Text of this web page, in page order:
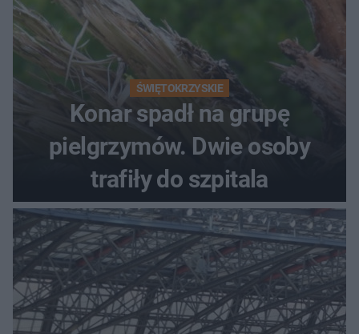
ŚWIĘTOKRZYSKIE
Konar spadł na grupę
pielgrzymów. Dwie osoby
trafiły do szpitala